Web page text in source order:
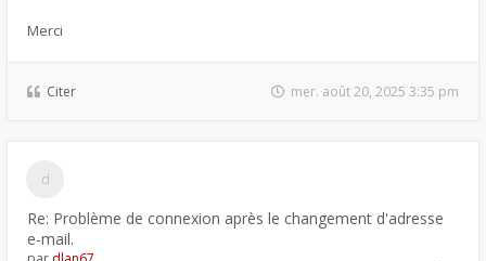
Merci
Citer mer. août 20, 2025 3:35 pm
Re: Problème de connexion après le changement d'adresse
e-mail.